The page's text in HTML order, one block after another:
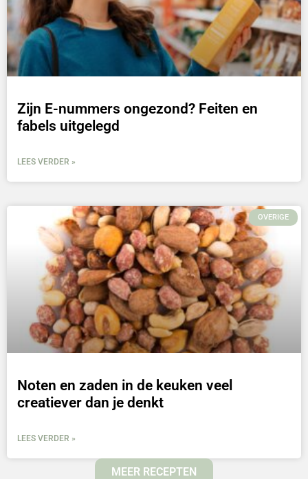
Zijn E-nummers ongezond? Feiten en
fabels uitgelegd
LEES VERDER »
OVERIGE
Noten en zaden in de keuken veel
creatiever dan je denkt
LEES VERDER »
MEER RECEPTEN